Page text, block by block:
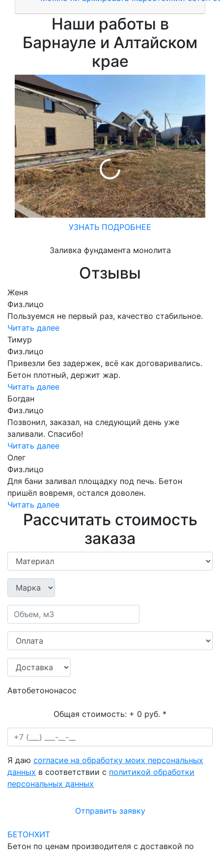
Наши работы в
Барнауле и Алтайском
крае
УЗНАТЬ ПОДРОБНЕЕ
Заливка фундамента монолита
Отзывы
Женя
Физ.лицо
Пользуемся не первый раз, качество стабильное.
Читать далее
Тимур
Физ.лицо
Привезли без задержек, всё как договаривались.
Бетон плотный, держит жар.
Читать далее
Богдан
Физ.лицо
Позвонил, заказал, на следующий день уже
заливали. Спасибо!
Читать далее
Олег
Физ.лицо
Для бани заливал площадку под печь. Бетон
пришёл вовремя, остался доволен.
Читать далее
Рассчитать стоимость
заказа
Автобетононасос
Общая стоимость: + 0 руб. *
Я даю согласие на обработку моих персональных
данных в соответствии с политикой обработки
персональных данных
Отправить заявку
БЕТОНХИТ
Бетон по ценам производителя с доставкой по